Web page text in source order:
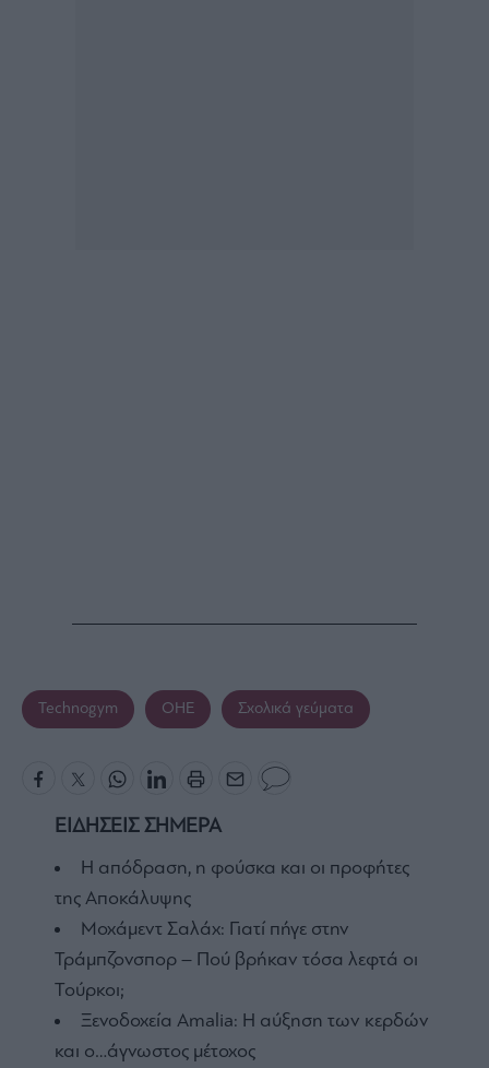
Technogym ΟΗΕ Σχολικά γεύματα
ΕΙΔΗΣΕΙΣ ΣΗΜΕΡΑ
Η απόδραση, η φούσκα και οι προφήτες
της Αποκάλυψης
Μοχάμεντ Σαλάχ: Γιατί πήγε στην
Τράμπζονσπορ – Πού βρήκαν τόσα λεφτά οι
Τούρκοι;
Ξενοδοχεία Amalia: H αύξηση των κερδών
και ο…άγνωστος μέτοχος